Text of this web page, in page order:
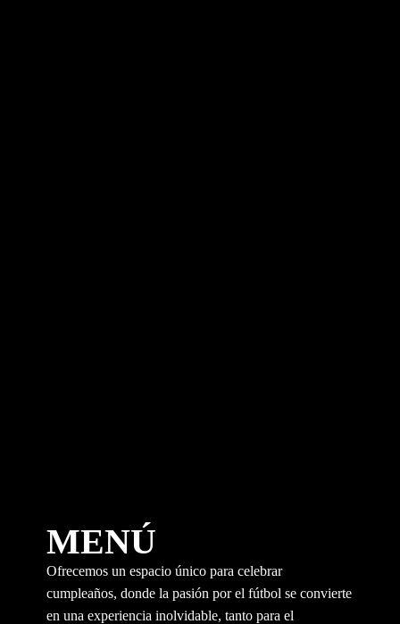
MENÚ
Ofrecemos un espacio único para celebrar
cumpleaños, donde la pasión por el fútbol se convierte
en una experiencia inolvidable, tanto para el